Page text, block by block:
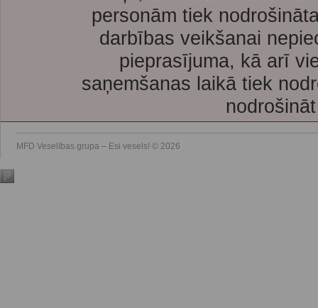
personām tiek
darbības veikšanai
pieprasījuma, kā arī
saņemšanas laikā tiek
MFD Veselības grupa – Esi vesels! © 2026